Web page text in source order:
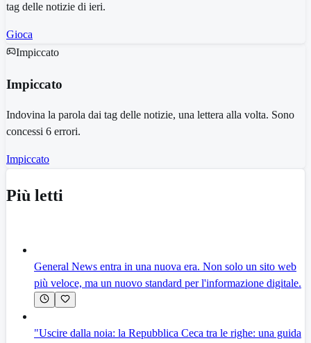
tag delle notizie di ieri.
Gioca
Impiccato
Impiccato
Indovina la parola dai tag delle notizie, una lettera alla volta. Sono
concessi 6 errori.
Impiccato
Più letti
General News entra in una nuova era. Non solo un sito web
più veloce, ma un nuovo standard per l'informazione digitale.
"Uscire dalla noia: la Repubblica Ceca tra le righe: una guida